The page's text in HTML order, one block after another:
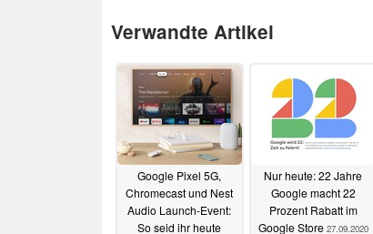
Verwandte Artikel
Google Pixel 5G,
Chromecast und Nest
Audio Launch-Event:
So seid ihr heute
Nur heute: 22 Jahre
Google macht 22
Prozent Rabatt im
Google Store 27.09.2020